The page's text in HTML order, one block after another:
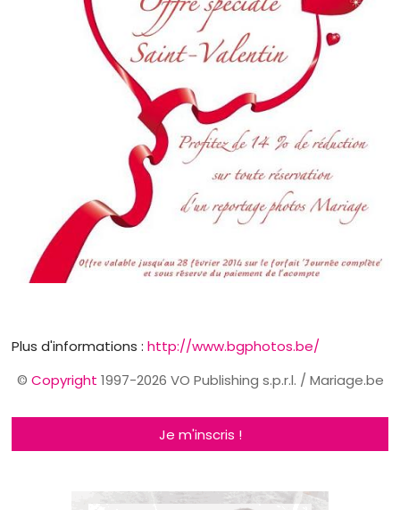
Plus d'informations :http://www.bgphotos.be/
© Copyright 1997-2026 VO Publishing s.p.r.l. / Mariage.be
Je m'inscris !